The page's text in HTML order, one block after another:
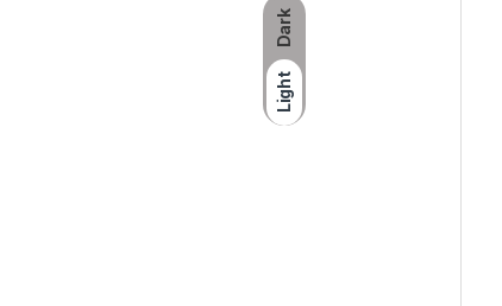
Dark
Light